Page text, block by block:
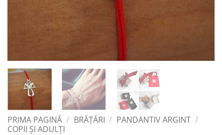
PRIMA PAGINĂ / BRĂȚĂRI / PANDANTIV ARGINT /
COPII ȘI ADULȚI